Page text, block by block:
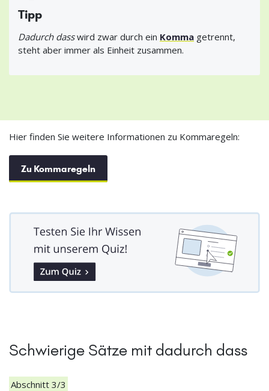
Tipp
Dadurch dasswird zwar durch ein Komma getrennt,
steht aber immer als Einheit zusammen.
Hier finden Sie weitere Informationen zu Kommaregeln:
Zu Kommaregeln
Schwierige Sätze mit dadurch dass
Abschnitt 3/3